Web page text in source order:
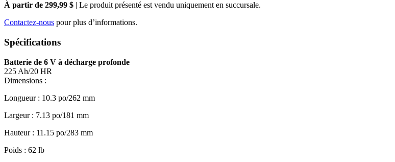
À partir de 299,99 $ | Le produit présenté est vendu uniquement en succursale.
Contactez-nous pour plus d’informations.
Spécifications
Batterie de 6 V à décharge profonde
225 Ah/20 HR
Dimensions :
Longueur : 10.3 po/262 mm
Largeur : 7.13 po/181 mm
Hauteur : 11.15 po/283 mm
Poids : 62 lb